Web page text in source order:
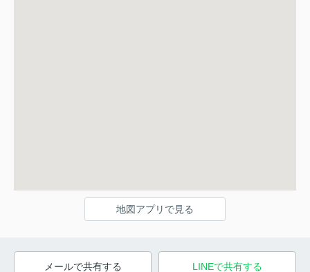
地図アプリで見る
メールで共有する LINEで共有する